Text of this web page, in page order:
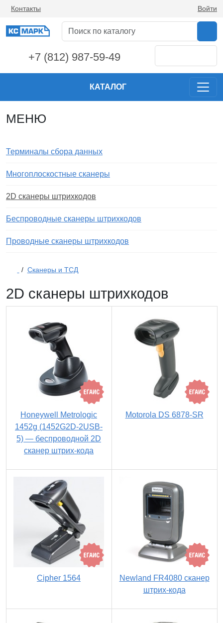
Контакты Войти
+7 (812) 987-59-49
КАТАЛОГ
МЕНЮ
Терминалы сбора данных
Многоплоскостные сканеры
2D сканеры штрихкодов
Беспроводные сканеры штрихкодов
Проводные сканеры штрихкодов
/ Сканеры и ТСД
2D сканеры штрихкодов
Honeywell Metrologic
1452g (1452G2D-2USB-
5) — беспроводной 2D
сканер штрих-кода
Motorola DS 6878-SR
Cipher 1564
Newland FR4080 сканер
штрих-кода